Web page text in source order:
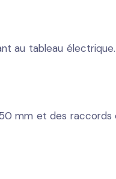
au tableau
mm et des